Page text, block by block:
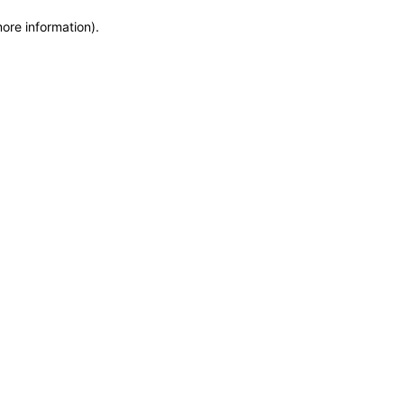
information).